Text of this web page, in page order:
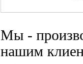
Мы -
нашим